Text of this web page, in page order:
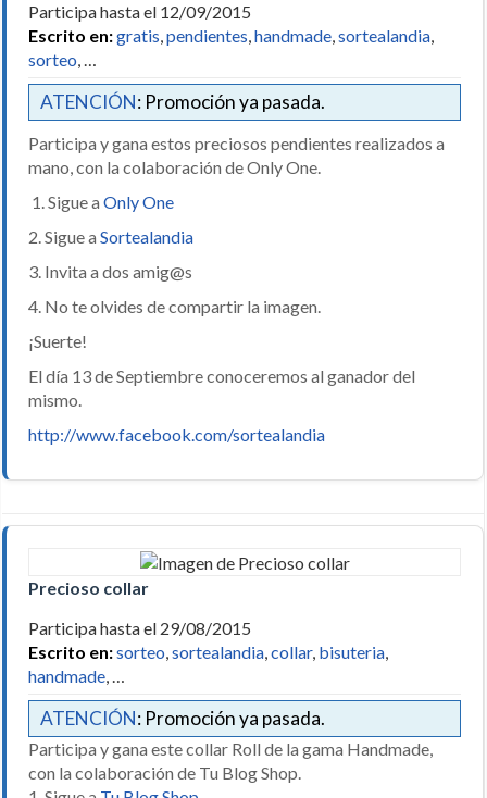
Participa hasta el 12/09/2015
Escrito en:gratis,pendientes,handmade,sortealandia,
sorteo, …
ATENCIÓN: Promoción ya pasada.
Participa y gana estos preciosos pendientes realizados a
mano, con la colaboración de Only One.
1. Sigue a Only One
2. Sigue a Sortealandia
3. Invita a dos amig@s
4. No te olvides de compartir la imagen.
¡Suerte!
El día 13 de Septiembre conoceremos al ganador del
mismo.
http://www.facebook.com/sortealandia
Precioso collar
Participa hasta el 29/08/2015
Escrito en:sorteo,sortealandia,collar, bisuteria,
handmade, …
ATENCIÓN: Promoción ya pasada.
Participa y gana este collar Roll de la gama Handmade,
con la colaboración de Tu Blog Shop.